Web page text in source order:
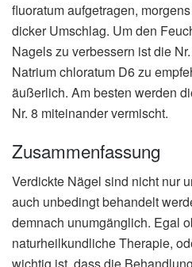
fluoratum aufgetragen,
dicker Umschlag. Um den
Nagels zu verbessern ist die
Natrium chloratum D6 zu
äußerlich. Am besten werden
Nr. 8 miteinander vermischt.
Zusammenfassung
Verdickte Nägel sind nicht nur
auch unbedingt behandelt
demnach unumgänglich. Egal
naturheilkundliche Therapie,